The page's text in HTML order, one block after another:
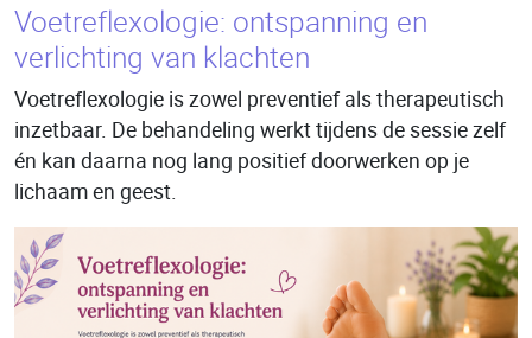
Voetreflexologie: ontspanning en
verlichting van klachten
Voetreflexologie is zowel preventief als therapeutisch
inzetbaar. De behandeling werkt tijdens de sessie zelf
én kan daarna nog lang positief doorwerken op je
lichaam en geest.